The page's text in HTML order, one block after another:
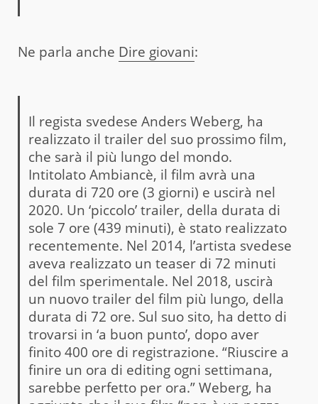
Ne parla anche Dire giovani:
Il regista svedese Anders Weberg, ha
realizzato il trailer del suo prossimo film,
che sarà il più lungo del mondo.
Intitolato Ambiancè, il film avrà una
durata di 720 ore (3 giorni) e uscirà nel
2020. Un ‘piccolo’ trailer, della durata di
sole 7 ore (439 minuti), è stato realizzato
recentemente. Nel 2014, l’artista svedese
aveva realizzato un teaser di 72 minuti
del film sperimentale. Nel 2018, uscirà
un nuovo trailer del film più lungo, della
durata di 72 ore. Sul suo sito, ha detto di
trovarsi in ‘a buon punto’, dopo aver
finito 400 ore di registrazione. “Riuscire a
finire un ora di editing ogni settimana,
sarebbe perfetto per ora.” Weberg, ha